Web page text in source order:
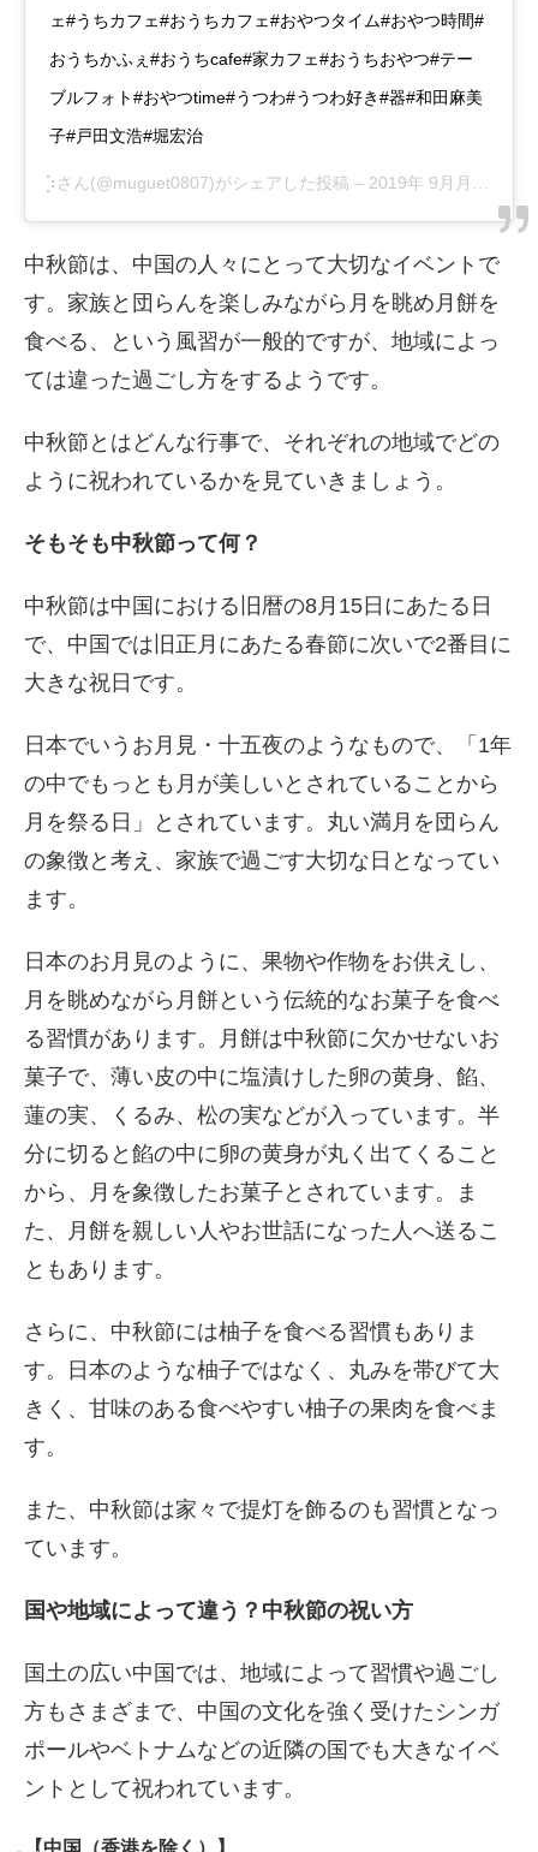
ェ#うちカフェ#おうちカフェ#おやつタイム#おやつ時間#
おうちかふぇ#おうちcafe#家カフェ#おうちおやつ#テー
ブルフォト#おやつtime#うつわ#うつわ好き#器#和田麻美
子#戸田文浩#堀宏治
⡱ さん(@muguet0807)がシェアした投稿 – 2019年 9月月3日午後4時32分PDT
中秋節は、中国の人々にとって大切なイベントで
す。家族と団らんを楽しみながら月を眺め月餅を
食べる、という風習が一般的ですが、地域によっ
ては違った過ごし方をするようです。
中秋節とはどんな行事で、それぞれの地域でどの
ように祝われているかを見ていきましょう。
そもそも中秋節って何？
中秋節は中国における旧暦の8月15日にあたる日
で、中国では旧正月にあたる春節に次いで2番目に
大きな祝日です。
日本でいうお月見・十五夜のようなもので、「1年
の中でもっとも月が美しいとされていることから
月を祭る日」とされています。丸い満月を団らん
の象徴と考え、家族で過ごす大切な日となってい
ます。
日本のお月見のように、果物や作物をお供えし、
月を眺めながら月餅という伝統的なお菓子を食べ
る習慣があります。月餅は中秋節に欠かせないお
菓子で、薄い皮の中に塩漬けした卵の黄身、餡、
蓮の実、くるみ、松の実などが入っています。半
分に切ると餡の中に卵の黄身が丸く出てくること
から、月を象徴したお菓子とされています。ま
た、月餅を親しい人やお世話になった人へ送るこ
ともあります。
さらに、中秋節には柚子を食べる習慣もありま
す。日本のような柚子ではなく、丸みを帯びて大
きく、甘味のある食べやすい柚子の果肉を食べま
す。
また、中秋節は家々で提灯を飾るのも習慣となっ
ています。
国や地域によって違う？中秋節の祝い方
国土の広い中国では、地域によって習慣や過ごし
方もさまざまで、中国の文化を強く受けたシンガ
ポールやベトナムなどの近隣の国でも大きなイベ
ントとして祝われています。
【中国（香港を除く）】